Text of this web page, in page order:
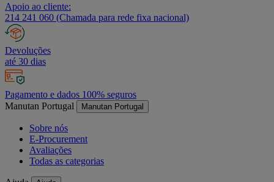
Apoio ao cliente:
214 241 060 (Chamada para rede fixa nacional)
Devoluções
até 30 dias
Pagamento e dados 100% seguros
Manutan Portugal
Manutan Portugal
Sobre nós
E-Procurement
Avaliações
Todas as categorias